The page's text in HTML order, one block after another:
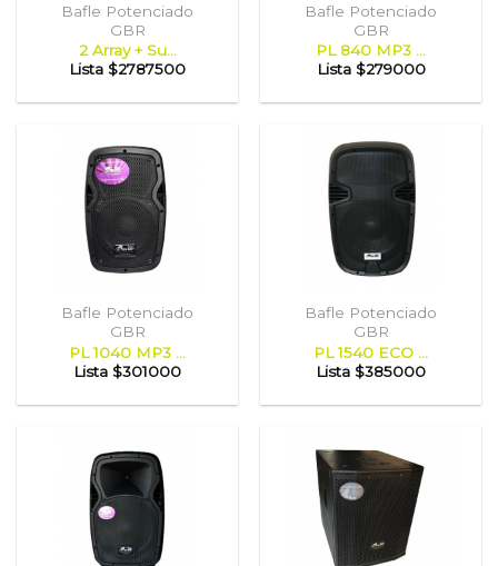
Bafle Potenciado
GBR
2 Array + Su...
Lista $2787500
Bafle Potenciado
GBR
PL 840 MP3 ...
Lista$279000
Bafle Potenciado
GBR
PL 1040 MP3 ...
Lista $301000
Bafle Potenciado
GBR
PL 1540 ECO ...
Lista $385000